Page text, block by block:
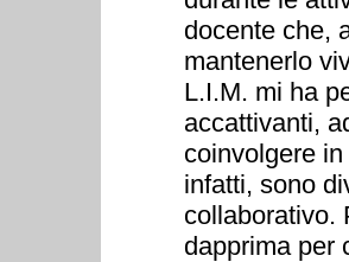
docente che,
mantenerlo
L.I.M. mi ha
accattivanti,
coinvolgere
infatti, sono
collaborativo.
dapprima per